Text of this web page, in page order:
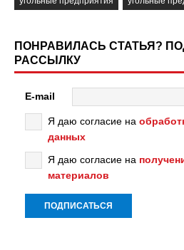
ПОНРАВИЛАСЬ СТАТЬЯ?
РАССЫЛКУ
E-mail
Я даю согласие на
данных
Я даю согласие на
материалов